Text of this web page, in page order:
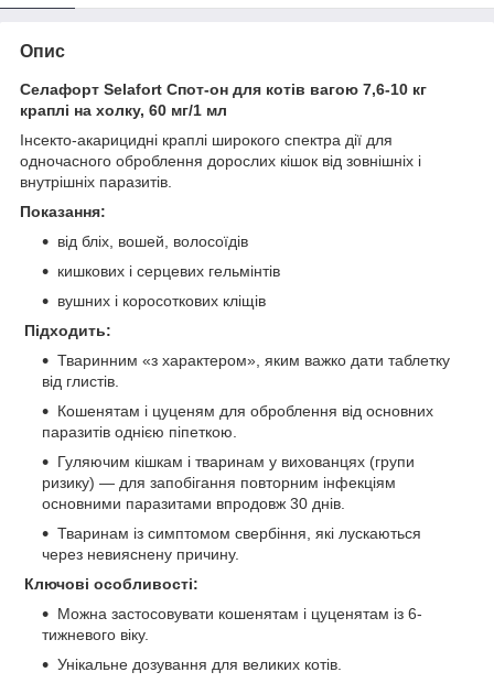
Опис
Селафорт Selafort Спот-он для котів вагою 7,6-10 кг
краплі на холку, 60 мг/1 мл
Інсекто-акарицидні краплі широкого спектра дії для
одночасного оброблення дорослих кішок від зовнішніх і
внутрішніх паразитів.
Показання:
від бліх, вошей, волосоїдів
кишкових і серцевих гельмінтів
вушних і коросоткових кліщів
Підходить:
Тваринним «з характером», яким важко дати таблетку
від глистів.
Кошенятам і цуценям для оброблення від основних
паразитів однією піпеткою.
Гуляючим кішкам і тваринам у вихованцях (групи
ризику) — для запобігання повторним інфекціям
основними паразитами впродовж 30 днів.
Тваринам із симптомом свербіння, які лускаються
через невияснену причину.
Ключові особливості:
Можна застосовувати кошенятам і цуценятам із 6-
тижневого віку.
Унікальне дозування для великих котів.